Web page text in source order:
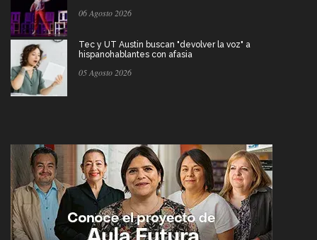
06 Agosto 2026
Tec y UT Austin buscan "devolver la voz" a
hispanohablantes con afasia
05 Agosto 2026